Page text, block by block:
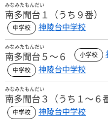
みなみたもんだい
南多聞台１（うち９番）
神陵台中学校
みなみたもんだい
南多聞台５～６
神陵台中学校
みなみたもんだい
南多聞台３（うち１～６
神陵台中学校